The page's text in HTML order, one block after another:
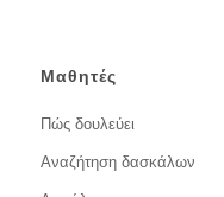
Μαθητές
Πώς δουλεύει
Αναζήτηση δασκάλων